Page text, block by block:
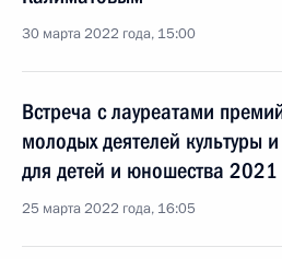
30 марта 2022 года, 15:00
Встреча с лауреатами
молодых деятелей культуры
для детей и юношества 2021
25 марта 2022 года, 16:05